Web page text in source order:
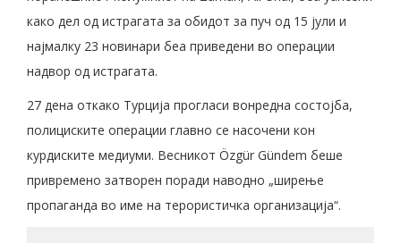
како дел од истрагата за обидот за пуч од 15 јули и
најмалку 23 новинари беа приведени во операции
надвор од истрагата.
27 дена откако Турција прогласи вонредна состојба,
полициските операции главно се насочени кон
курдиските медиуми. Весникот Özgür Gündem беше
привремено затворен поради наводно „ширење
пропаганда во име на терористичка организација“.